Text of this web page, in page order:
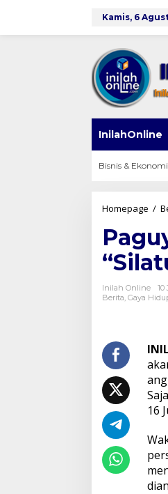
Kamis, 6
InilahOnline
Bisnis & Ekonomi
Homepage /
Inilah Online
10
Berita, Gaya
16